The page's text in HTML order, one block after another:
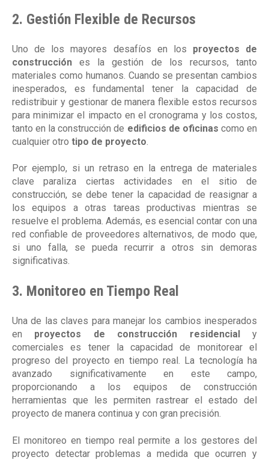
2. Gestión Flexible de Recursos
Uno de los mayores desafíos en los proyectos de
construcción es la gestión de los recursos, tanto
materiales como humanos. Cuando se presentan cambios
inesperados, es fundamental tener la capacidad de
redistribuir y gestionar de manera flexible estos recursos
para minimizar el impacto en el cronograma y los costos,
tanto en la construcción de edificios de oficinas como en
cualquier otro tipo de proyecto.
Por ejemplo, si un retraso en la entrega de materiales
clave paraliza ciertas actividades en el sitio de
construcción, se debe tener la capacidad de reasignar a
los equipos a otras tareas productivas mientras se
resuelve el problema. Además, es esencial contar con una
red confiable de proveedores alternativos, de modo que,
si uno falla, se pueda recurrir a otros sin demoras
significativas.
3. Monitoreo en Tiempo Real
Una de las claves para manejar los cambios inesperados
en proyectos de construcción residencialy
comerciales es tener la capacidad de monitorear el
progreso del proyecto en tiempo real. La tecnología ha
avanzado significativamente en este campo,
proporcionando a los equipos de construcción
herramientas que les permiten rastrear el estado del
proyecto de manera continua y con gran precisión.
El monitoreo en tiempo real permite a los gestores del
proyecto detectar problemas a medida que ocurren y